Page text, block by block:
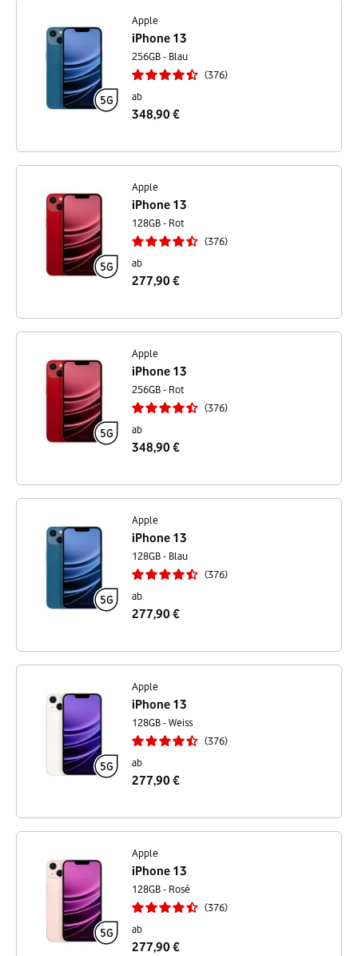
Apple
iPhone 13
256GB - Blau
376
ab
348,90 €
Apple
iPhone 13
128GB - Rot
376
ab
277,90 €
Apple
iPhone 13
256GB - Rot
376
ab
348,90 €
Apple
iPhone 13
128GB - Blau
376
ab
277,90 €
Apple
iPhone 13
128GB - Weiss
376
ab
277,90 €
Apple
iPhone 13
128GB - Rosé
376
ab
277,90 €